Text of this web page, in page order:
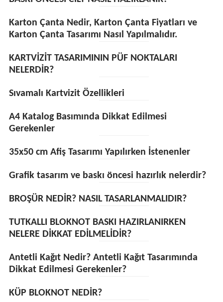
Karton Çanta Nedir, Karton Çanta Fiyatları ve
Karton Çanta Tasarımı Nasıl Yapılmalıdır.
KARTVİZİT TASARIMININ PÜF NOKTALARI
NELERDİR?
Sıvamalı Kartvizit Özellikleri
A4 Katalog Basımında Dikkat Edilmesi
Gerekenler
35x50 cm Afiş Tasarımı Yapılırken İstenenler
Grafik tasarım ve baskı öncesi hazırlık nelerdir?
BROŞÜR NEDİR? NASIL TASARLANMALIDIR?
TUTKALLI BLOKNOT BASKI HAZIRLANIRKEN
NELERE DİKKAT EDİLMELİDİR?
Antetli Kağıt Nedir? Antetli Kağıt Tasarımında
Dikkat Edilmesi Gerekenler?
KÜP BLOKNOT NEDİR?